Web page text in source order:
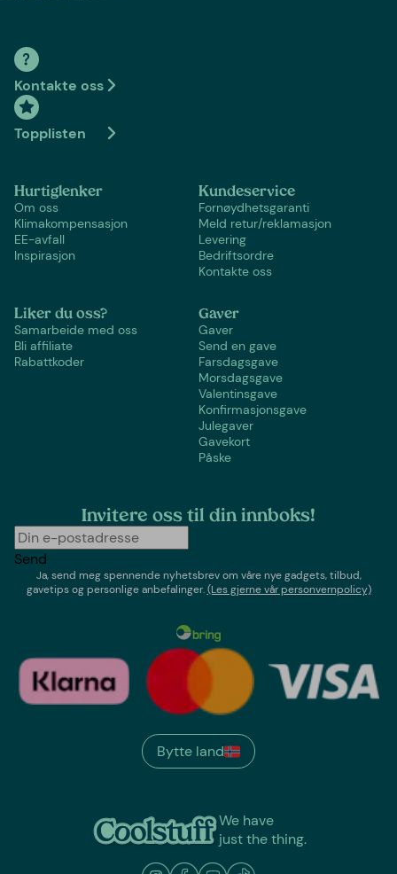
Kontakte oss
Topplisten
Hurtiglenker
Om oss
Klimakompensasjon
EE-avfall
Inspirasjon
Kundeservice
Fornøydhetsgaranti
Meld retur/reklamasjon
Levering
Bedriftsordre
Kontakte oss
Liker du oss?
Samarbeide med oss
Bli affiliate
Rabattkoder
Gaver
Gaver
Send en gave
Farsdagsgave
Morsdagsgave
Valentinsgave
Konfirmasjonsgave
Julegaver
Gavekort
Påske
Invitere oss til din innboks!
Send
Ja, send meg spennende nyhetsbrev om våre nye gadgets, tilbud,
gavetips og personlige anbefalinger.(Les gjerne vår personvernpolicy)
We have
just the thing.
Bytte land